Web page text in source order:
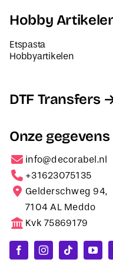
Hobby
Etspasta
Hobbyartikelen
DTF Transfers
Onze gegevens
info@decorabel.nl
+31623075135
Gelderschweg 94,
7104 AL Meddo
Kvk 75869179